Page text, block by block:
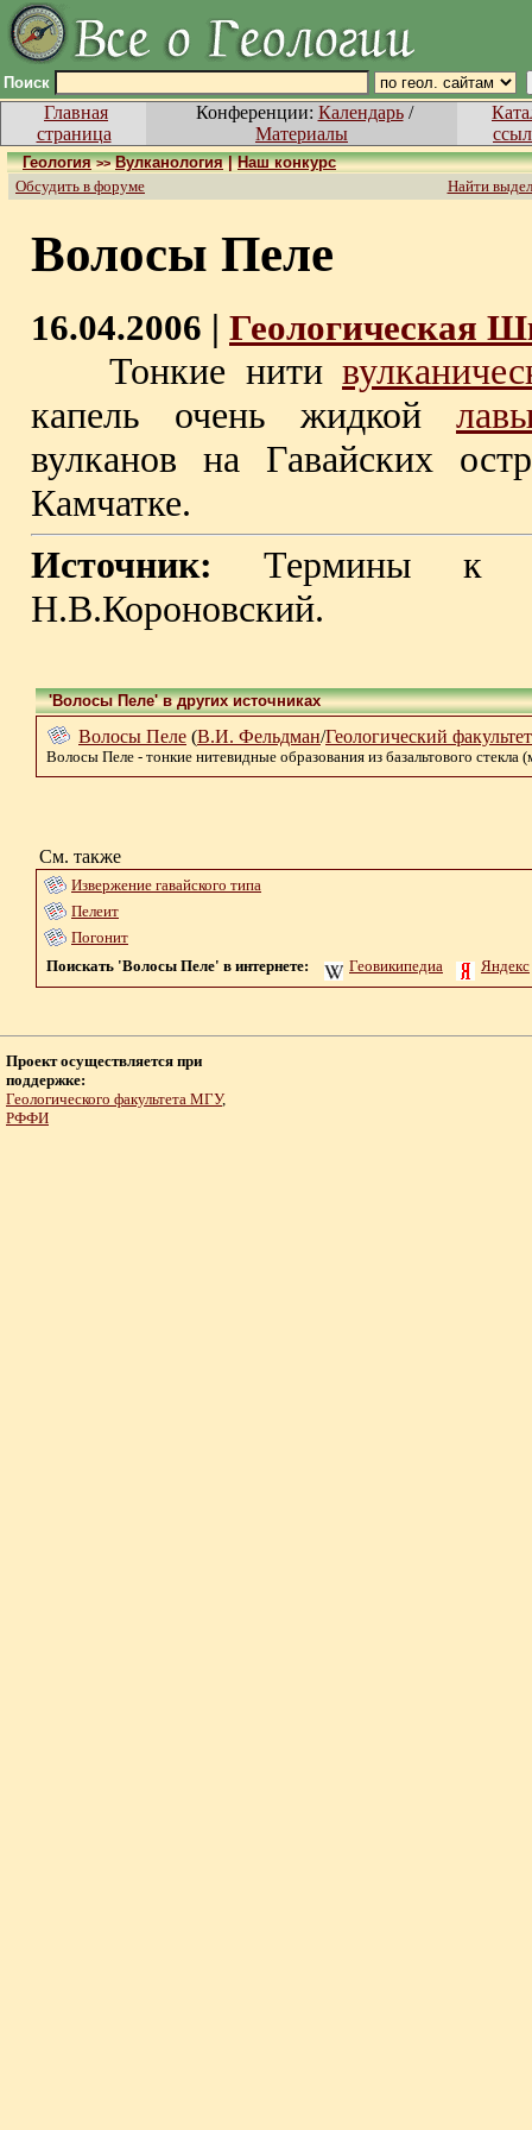
Поиск
Главная
страница
Конференции: Календарь/
Материалы
Геология >> Вулканология|Наш конкурс
Обсудить в форуме
Найти
Волосы Пеле
16.04.2006 | Геологическая
Тонкие нити
капель очень жидкой
вулканов на Гавайских
Камчатке.
Источник: Термины к
Н.В.Короновский.
'Волосы Пеле' в других источниках
Волосы Пеле (В.И. Фельдман/Геологический
Волосы Пеле - тонкие нитевидные образования из базальтового стекла
См. также
Извержение гавайского типа
Пелеит
Погонит
Поискать 'Волосы Пеле' в интернете:
Геовикипедиа Яндекс
Проект осуществляется при
поддержке:
Геологического факультета МГУ,
РФФИ